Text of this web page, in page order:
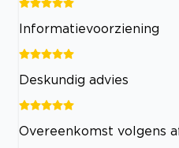
Informatievoorziening
Deskundig advies
Overeenkomst volgens